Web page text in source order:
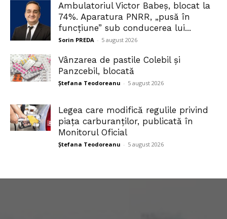
Ambulatoriul Victor Babeș, blocat la
74%. Aparatura PNRR, „pusă în
funcțiune” sub conducerea lui...
Sorin PREDA - 5 august 2026
Vânzarea de pastile Colebil și
Panzcebil, blocată
Ștefana Teodoreanu - 5 august 2026
Legea care modifică regulile privind
piața carburanților, publicată în
Monitorul Oficial
Ștefana Teodoreanu - 5 august 2026